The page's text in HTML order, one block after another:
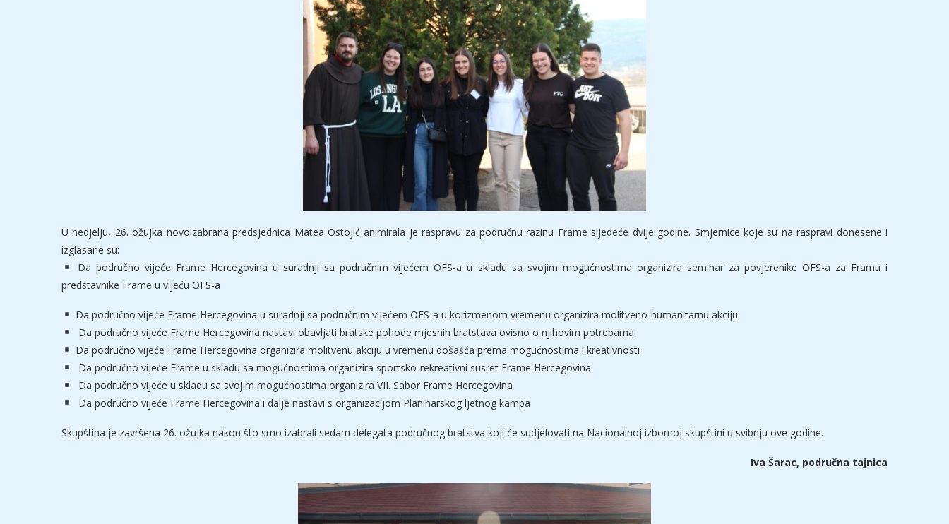
U nedjelju, 26. ožujka novoizabrana predsjednica Matea Ostojić animirala je raspravu za područnu razinu Frame sljedeće dvije godine. Smjernice koje su na raspravi donesene i
izglasane su:
Da područno vijeće Frame Hercegovina u suradnji sa područnim vijećem OFS-a u skladu sa svojim mogućnostima organizira seminar za povjerenike OFS-a za Framu i
predstavnike Frame u vijeću OFS-a
Da područno vijeće Frame Hercegovina u suradnji sa područnim vijećem OFS-a u korizmenom vremenu organizira molitveno-humanitarnu akciju
Da područno vijeće Frame Hercegovina nastavi obavljati bratske pohode mjesnih bratstava ovisno o njihovim potrebama
Da područno vijeće Frame Hercegovina organizira molitvenu akciju u vremenu došašća prema mogućnostima i kreativnosti
Da područno vijeće Frame u skladu sa mogućnostima organizira sportsko-rekreativni susret Frame Hercegovina
Da područno vijeće u skladu sa svojim mogućnostima organizira VII. Sabor Frame Hercegovina
Da područno vijeće Frame Hercegovina i dalje nastavi s organizacijom Planinarskog ljetnog kampa
Skupština je završena 26. ožujka nakon što smo izabrali sedam delegata područnog bratstva koji će sudjelovati na Nacionalnoj izbornoj skupštini u svibnju ove godine.
Iva Šarac, područna tajnica